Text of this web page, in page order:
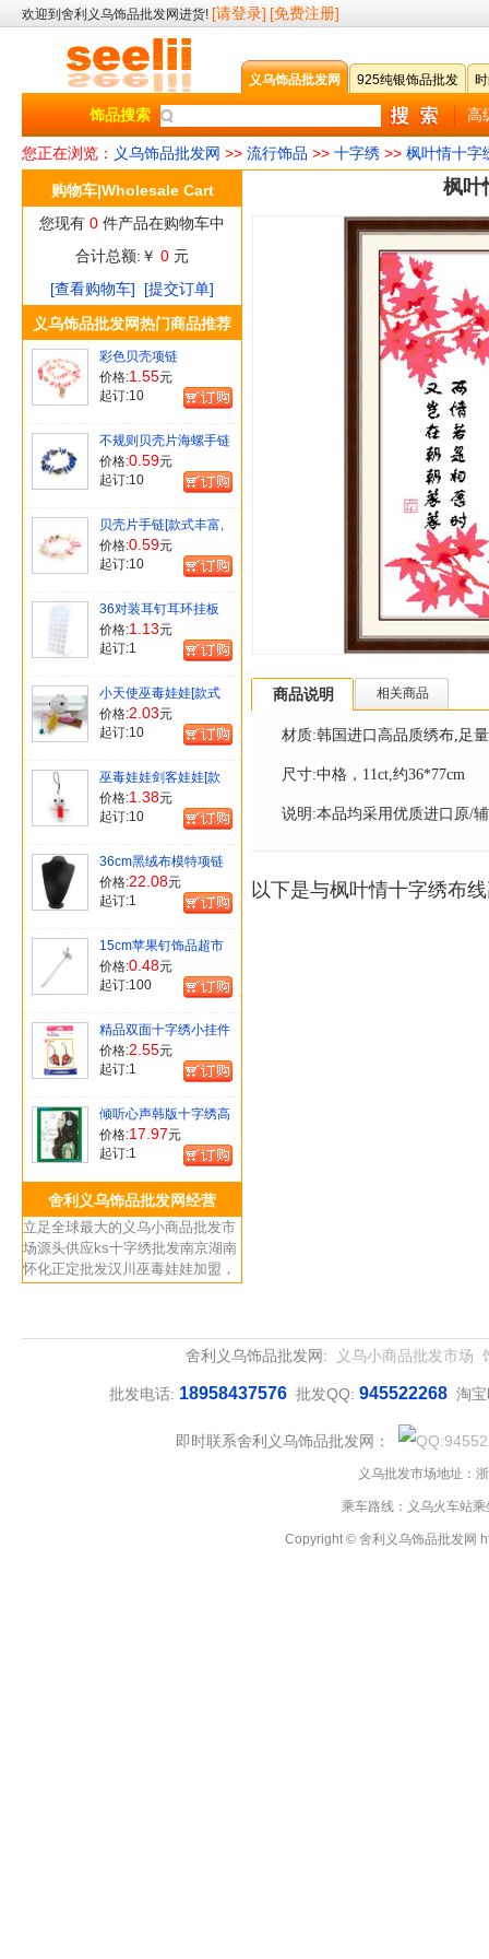
欢迎到舍利义乌饰品批发网进货! [请登录] [免费注册]
义乌饰品批发网 925纯银饰品批发
饰品搜索 高
您正在浏览： 义乌饰品批发网 >> 流行饰品 >> 十字绣 >> 枫叶情十字
购物车|Wholesale Cart
您现有 0 件产品在购物车中
合计总额:￥ 0 元
[查看购物车]
[提交订单]
义乌饰品批发网热门商品推荐
彩色贝壳项链
价格:1.55元
起订:10
不规则贝壳片海螺手链
[款式丰富,随机发货]
价格:0.59元
起订:10
贝壳片手链[款式丰富,
随机发货]
价格:0.59元
起订:10
36对装耳钉耳环挂板
展示架
价格:1.13元
起订:1
小天使巫毒娃娃[款式
混装]
价格:2.03元
起订:10
巫毒娃娃剑客娃娃[款
式混装]
价格:1.38元
起订:10
36cm黑绒布模特项链
首饰架脖架
价格:22.08元
起订:1
15cm苹果钉饰品超市
货架用品
价格:0.48元
起订:100
精品双面十字绣小挂件
[款式随机]
价格:2.55元
起订:1
倾听心声韩版十字绣高
品质套件
11CT39*47cm[中格]
价格:17.97元
起订:1
舍利义乌饰品批发网经营
立足全球最大的义乌小商品批发市
场源头供应ks十字绣批发南京湖南
怀化正定批发汉川巫毒娃娃加盟，
饰批发井冈山韩国耳环批发市场，
珍珠手链义乌批发以及新疆阿勒泰
建南安小商品市场等最佳货源。
枫叶
商品说明 相关商品
材质:韩国进口高品质绣布,足
尺寸:中格，11ct,约36*77cm
说明:本品均采用优质进口原/
以下是与枫叶情十字绣布
舍利义乌饰品批发网: 义乌小商品批发市场
批发电话: 18958437576 批发QQ: 945522268 淘
即时联系舍利义乌饰品批发网：
义乌批发市场地址：
乘车路线：义乌火车站
Copyright © 舍利义乌饰品批发网